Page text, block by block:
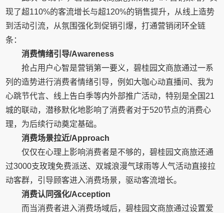
现了超110%的客流增长与超120%的销售提升，从线上造势
到活动引流，从氛围强化到促销引爆，打通营销闭环全链
条：
消费情绪引导/Awareness
抢占用户心智是营销第一要义，碧桂园文商旅通过一系
列的造势进行消费者情绪引导，例如大咖心动直播间、我为
心跳节代言、线上告白季等内外部推广活动，特别是全国21
城的联动，潜移默化地影响了消费者对于520节点的消费心
理，为后续行动奠定基础。
消费场景拉近/Approach
仅仅在心理上影响消费者是不够的，碧桂园文商旅还通
过3000支玫瑰免费派送、双城浪漫气球雨等人气活动直接拉
动客群，引导顾客进入消费场景，驱动客流增长。
消费认同强化/Acception
而当消费者进入消费场域后，碧桂园文商旅通过设置爱